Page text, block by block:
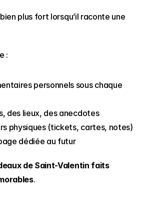
plus fort lorsqu’il raconte une
:
personnels sous chaque
des lieux, des anecdotes
physiques (tickets, cartes, notes)
dédiée au futur
de Saint-Valentin faits
.